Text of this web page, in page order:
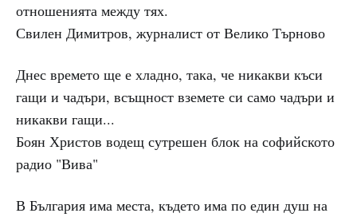
отношенията между тях.
Свилен Димитров, журналист от Велико Търново
Днес времето ще е хладно, така, че никакви къси
гащи и чадъри, всъщност вземете си само чадъри и
никакви гащи...
Боян Христов водещ сутрешен блок на софийското
радио "Вива"
В България има места, където има по един душ на